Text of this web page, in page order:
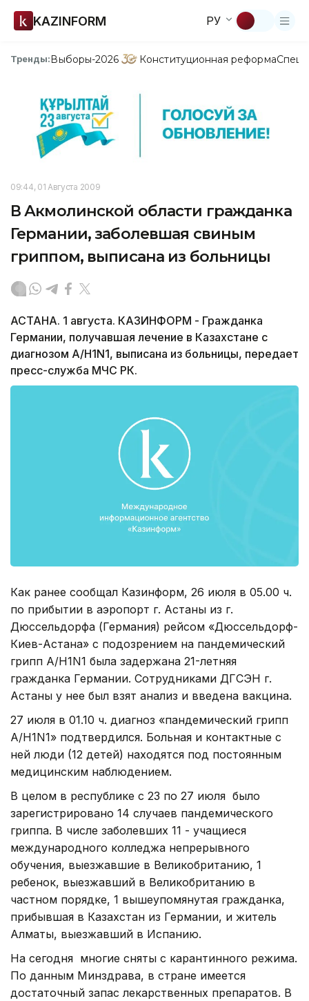
KAZINFORM РУ
Тренды:Выборы-2026 Конституционная реформа
09:44, 01 Августа 2009
В Акмолинской области гражданка
Германии, заболевшая свиным
гриппом, выписана из больницы
АСТАНА. 1 августа. КАЗИНФОРМ - Гражданка
Германии, получавшая лечение в Казахстане с
диагнозом A/H1N1, выписана из больницы, передает
пресс-служба МЧС РК.
Как ранее сообщал Казинформ, 26 июля в 05.00 ч.
по прибытии в аэропорт г. Астаны из г.
Дюссельдорфа (Германия) рейсом «Дюссельдорф-
Киев-Астана» с подозрением на пандемический
грипп A/H1N1 была задержана 21-летняя
гражданка Германии. Сотрудниками ДГСЭН г.
Астаны у нее был взят анализ и введена вакцина.
27 июля в 01.10 ч. диагноз «пандемический грипп
А/H1N1» подтвердился. Больная и контактные с
ней люди (12 детей) находятся под постоянным
медицинским наблюдением.
В целом в республике с 23 по 27 июля было
зарегистрировано 14 случаев пандемического
гриппа. В числе заболевших 11 - учащиеся
международного колледжа непрерывного
обучения, выезжавшие в Великобританию, 1
ребенок, выезжавший в Великобританию в
частном порядке, 1 вышеупомянутая гражданка,
прибывшая в Казахстан из Германии, и житель
Алматы, выезжавший в Испанию.
На сегодня многие сняты с карантинного режима.
По данным Минздрава, в стране имеется
достаточный запас лекарственных препаратов. В